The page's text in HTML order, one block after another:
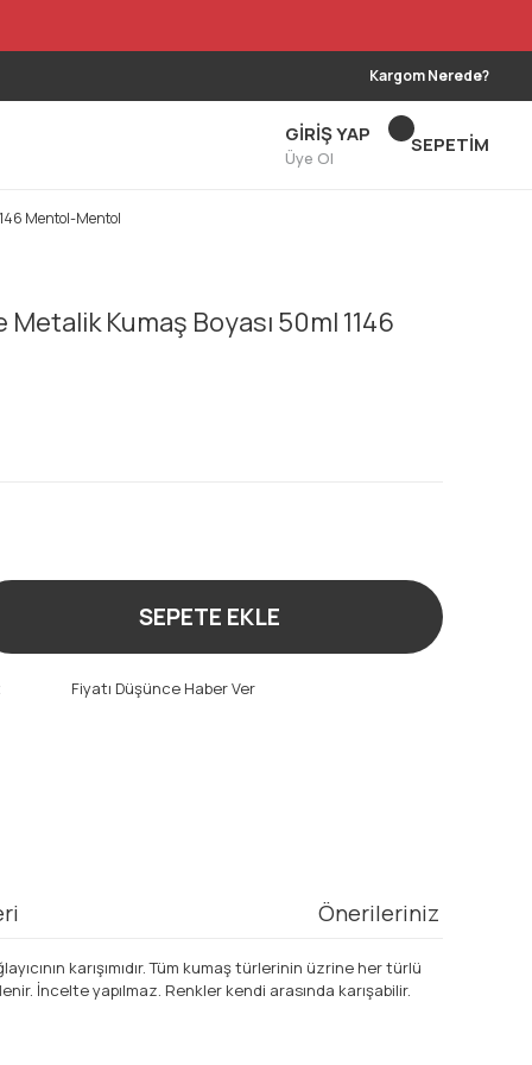
Kargom Nerede?
GİRİŞ YAP
Üye Ol
SEPETİM
Mentol-Mentol
Kumaş Boyası 50ml 1146
SEPETE EKLE
Fiyatı Düşünce Haber Ver
Önerileriniz
karışımıdır. Tüm kumaş türlerinin üzrine her türlü
İncelte yapılmaz. Renkler kendi arasında karışabilir.